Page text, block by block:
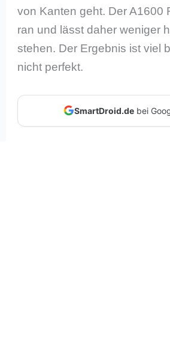
von Kanten geht. Der A1600
ran und lässt daher weniger
stehen. Der Ergebnis ist viel
nicht perfekt.
SmartDroid.debei